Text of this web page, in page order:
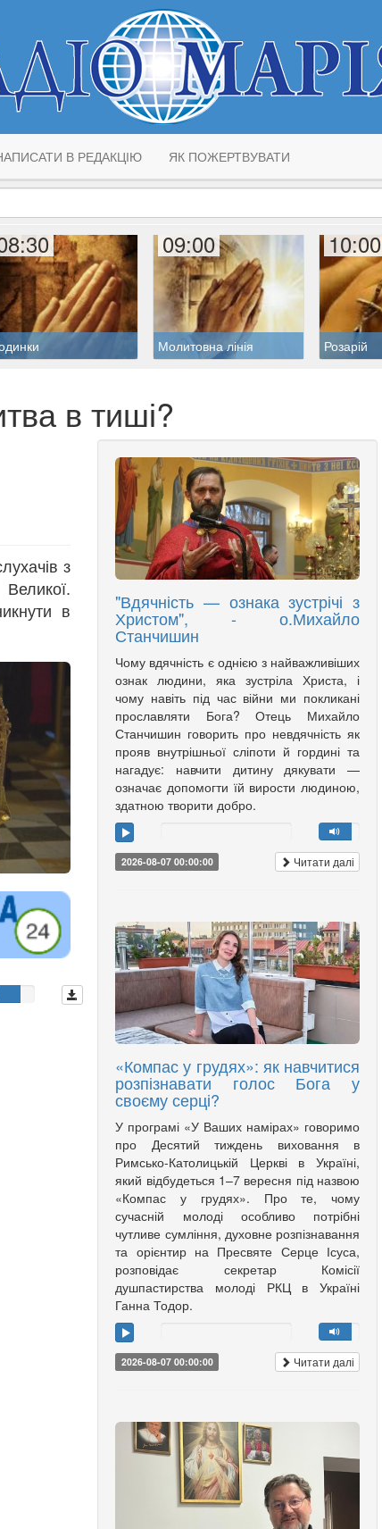
В РЕДАКЦІЮ ЯК ПОЖЕРТВУВАТИ
09:00
Молитовна лінія
10:00
Розарій
в тиші?
з
в
"Вдячність — ознака зустрічі з
Христом", - о.Михайло
Станчишин
Чому вдячність є однією з найважливіших
ознак людини, яка зустріла Христа, і
чому навіть під час війни ми покликані
прославляти Бога? Отець Михайло
Станчишин говорить про невдячність як
прояв внутрішньої сліпоти й гордині та
нагадує: навчити дитину дякувати —
означає допомогти їй вирости людиною,
здатною творити добро.
2026-08-07 00:00:00 Читати далі
«Компас у грудях»: як навчитися
розпізнавати голос Бога у
своєму серці?
У програмі «У Ваших намірах» говоримо
про Десятий тиждень виховання в
Римсько-Католицькій Церкві в Україні,
який відбудеться 1–7 вересня під назвою
«Компас у грудях». Про те, чому
сучасній молоді особливо потрібні
чутливе сумління, духовне розпізнавання
та орієнтир на Пресвяте Серце Ісуса,
розповідає секретар Комісії
душпастирства молоді РКЦ в Україні
Ганна Тодор.
2026-08-07 00:00:00 Читати далі